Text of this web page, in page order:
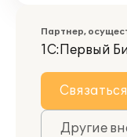
Партнер,
1С:Первый
Связаться
Другие